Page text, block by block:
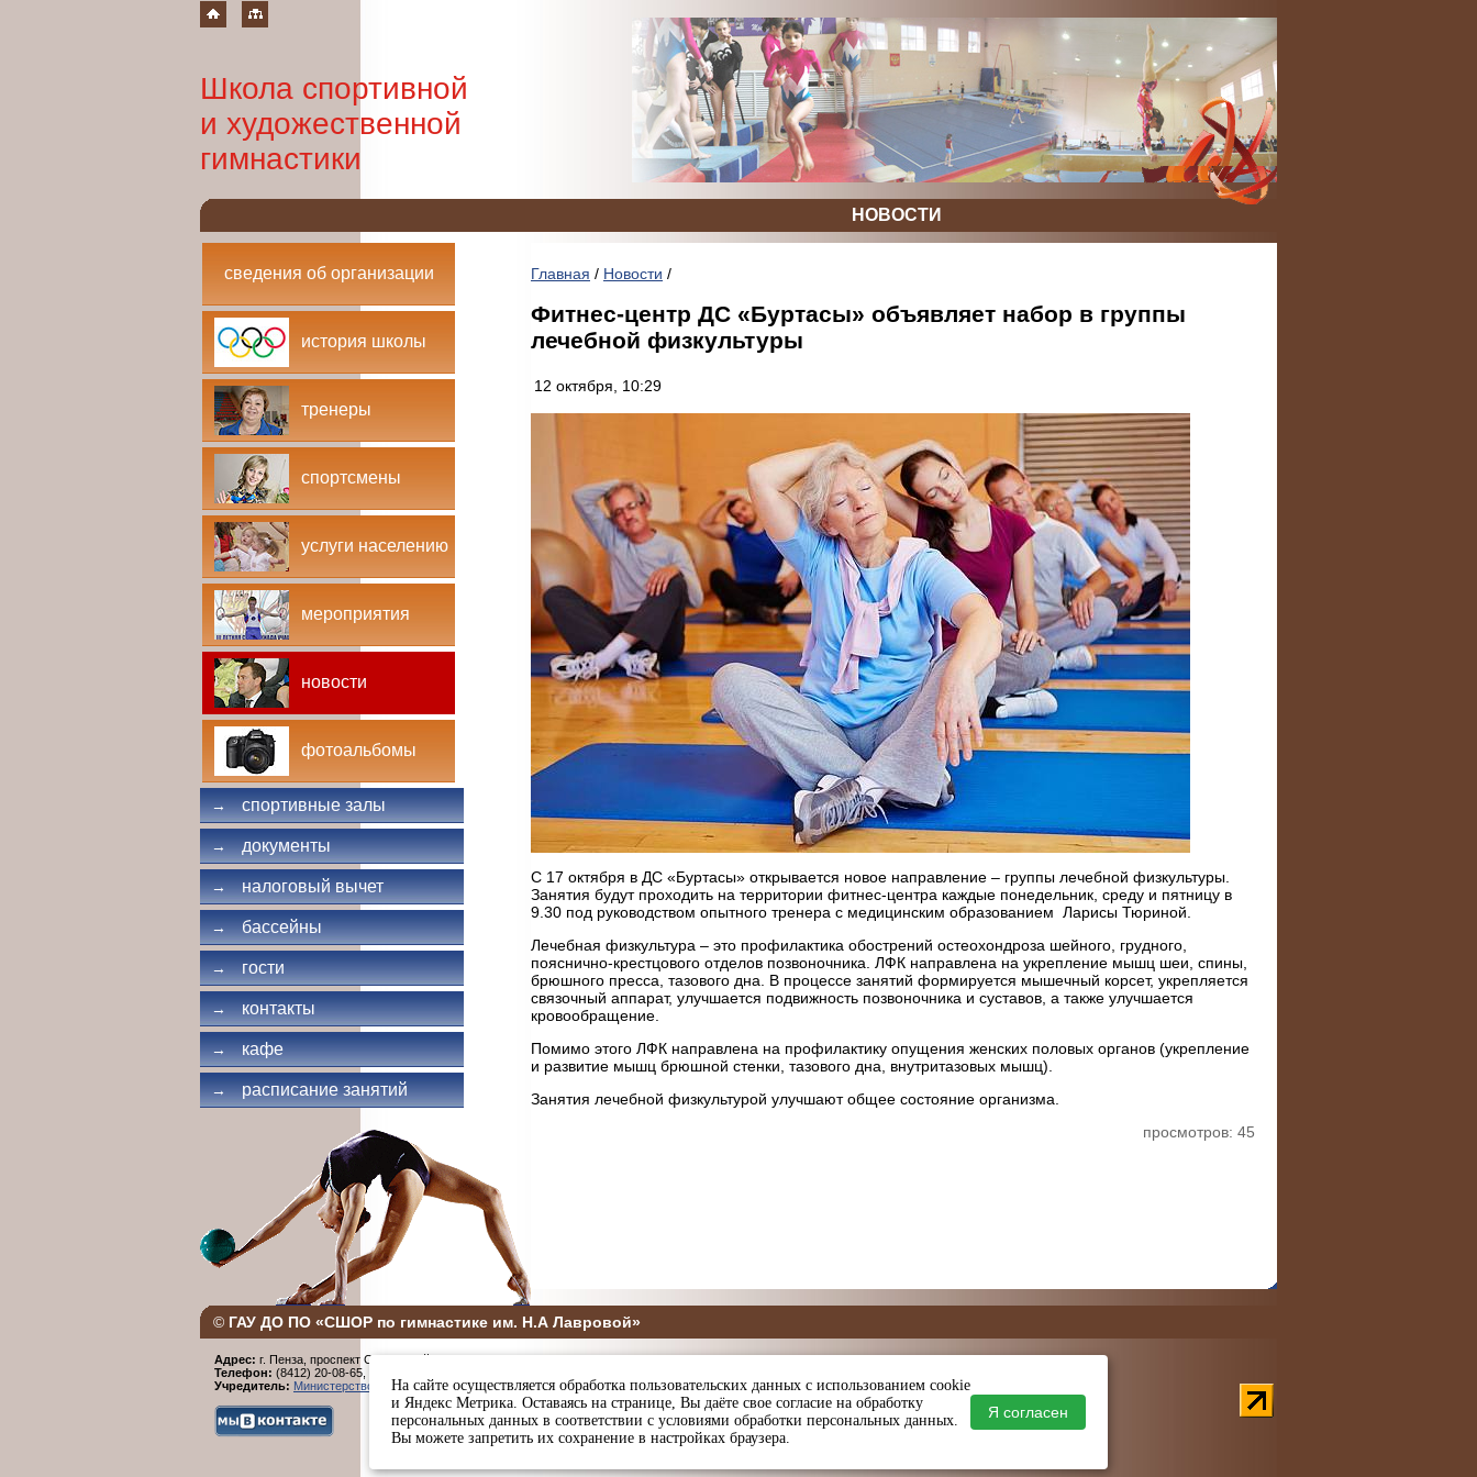
Школа спортивной
и художественной
гимнастики
НОВОСТИ
сведения об организации
история школы
тренеры
спортсмены
услуги населению
мероприятия
новости
фотоальбомы
→ спортивные залы
→ документы
→ налоговый вычет
→ бассейны
→ гости
→ контакты
→ кафе
→ расписание занятий
Главная / Новости /
Фитнес-центр ДС «Буртасы» объявляет набор в группы
лечебной физкультуры
12 октября, 10:29
С 17 октября в ДС «Буртасы» открывается новое направление – группы лечебной физкультуры.
Занятия будут проходить на территории фитнес-центра каждые понедельник, среду и пятницу в
9.30 под руководством опытного тренера с медицинским образованием Ларисы Тюриной.
Лечебная физкультура – это профилактика обострений остеохондроза шейного, грудного,
пояснично-крестцового отделов позвоночника. ЛФК направлена на укрепление мышц шеи, спины,
брюшного пресса, тазового дна. В процессе занятий формируется мышечный корсет, укрепляется
связочный аппарат, улучшается подвижность позвоночника и суставов, а также улучшается
кровообращение.
Помимо этого ЛФК направлена на профилактику опущения женских половых органов (укрепление
и развитие мышц брюшной стенки, тазового дна, внутритазовых мышц).
Занятия лечебной физкультурой улучшают общее состояние организма.
просмотров: 45
© ГАУ ДО ПО «СШОР по гимнастике им. Н.А Лавровой»
Адрес: г. Пенза, проспект Строителей, 96.
Телефон: (8412) 20-08-65,
Учредитель: Министерство физической культуры и спорта Пензенской области
На сайте осуществляется обработка пользовательских данных с использованием cookie
и Яндекс Метрика. Оставаясь на странице, Вы даёте свое согласие на обработку
персональных данных в соответствии с условиями обработки персональных данных.
Вы можете запретить их сохранение в настройках браузера.
Я согласен